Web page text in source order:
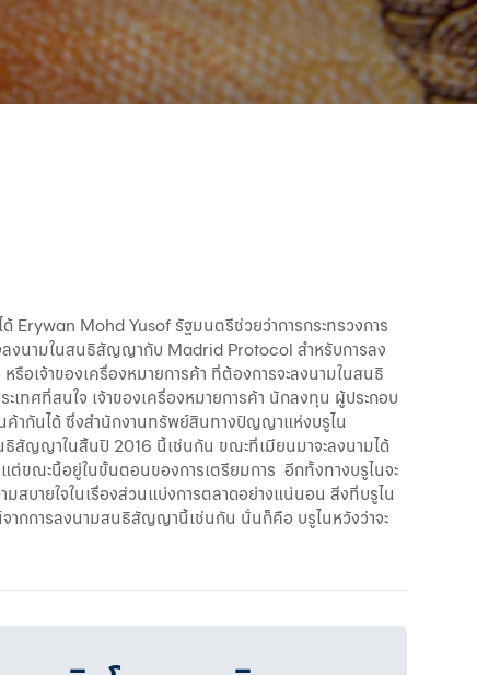
Erywan Mohd Yusof รัฐมนตรีช่วยว่าการกระทรวงการ
ลงนามในสนธิสัญญากับ Madrid Protocol สำหรับการลง
อเจ้าของเครื่องหมายการค้า ที่ต้องการจะลงนามในสนธิ
เทศที่สนใจ เจ้าของเครื่องหมายการค้า นักลงทุน ผู้ประกอบ
ค้ากันได้ ซึ่งสำนักงานทรัพย์สินทางปัญญาแห่งบรูไน
สัญญาในสิ้นปี 2016 นี้เช่นกัน ขณะที่เมียนมาจะลงนามได้
ขณะนี้อยู่ในขั้นตอนของการเตรียมการ อีกทั้งทางบรูไนจะ
บายใจในเรื่องส่วนแบ่งการตลาดอย่างแน่นอน สิ่งที่บรูไน
ากการลงนามสนธิสัญญานี้เช่นกัน นั่นก็คือ บรูไนหวังว่าจะ